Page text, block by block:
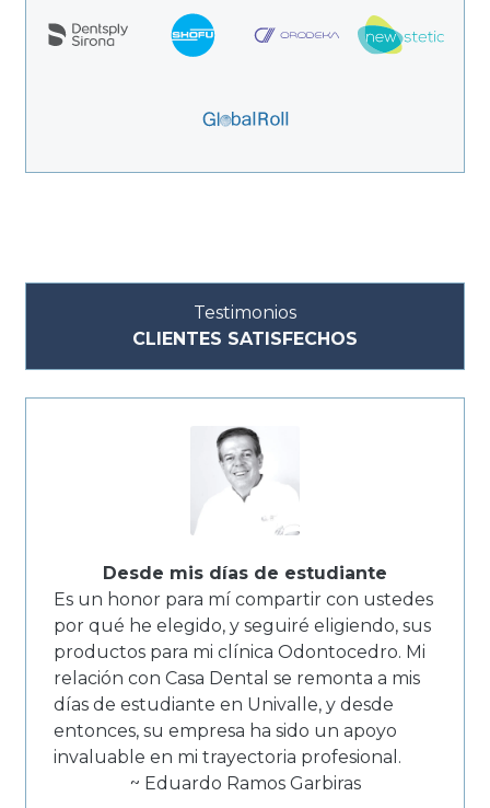
Testimonios
CLIENTES SATISFECHOS
Desde mis días de estudiante
Es un honor para mí compartir con ustedes
por qué he elegido, y seguiré eligiendo, sus
productos para mi clínica Odontocedro. Mi
relación con Casa Dental se remonta a mis
días de estudiante en Univalle, y desde
entonces, su empresa ha sido un apoyo
invaluable en mi trayectoria profesional.
~ Eduardo Ramos Garbiras